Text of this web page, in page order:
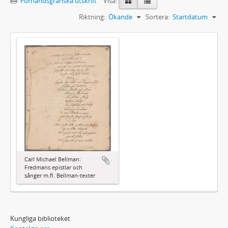
Sortera: Startdatum
Riktning: Ökande
Carl Michael Bellman:
Fredmans epistlar och
sånger m.fl. Bellman-texter
Kungliga biblioteket